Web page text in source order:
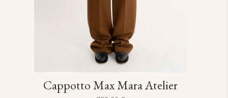
Cappotto Max Mara Atelier